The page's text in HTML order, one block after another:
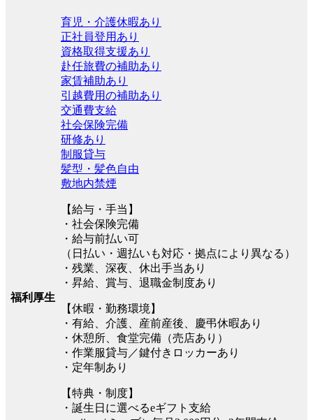
福利厚生
育児・介護休暇あり
正社員登用あり
資格取得支援あり
赴任旅費の補助あり
家賃補助あり
引越費用の補助あり
交通費支給
社会保険完備
研修あり
制服貸与
髪型・髪色自由
敷地内禁煙
【給与・手当】
・社会保険完備
・給与前払い可
（日払い・週払いも対応・拠点により異なる）
・残業、深夜、休出手当あり
・昇給、賞与、退職金制度あり
【休暇・勤務環境】
・有給、介護、産前産後、慶弔休暇あり
・休憩所、食堂完備（売店あり）
・作業服貸与／鍵付きロッカーあり
・定年制あり
【特典・制度】
・誕生日に選べるeギフト支給